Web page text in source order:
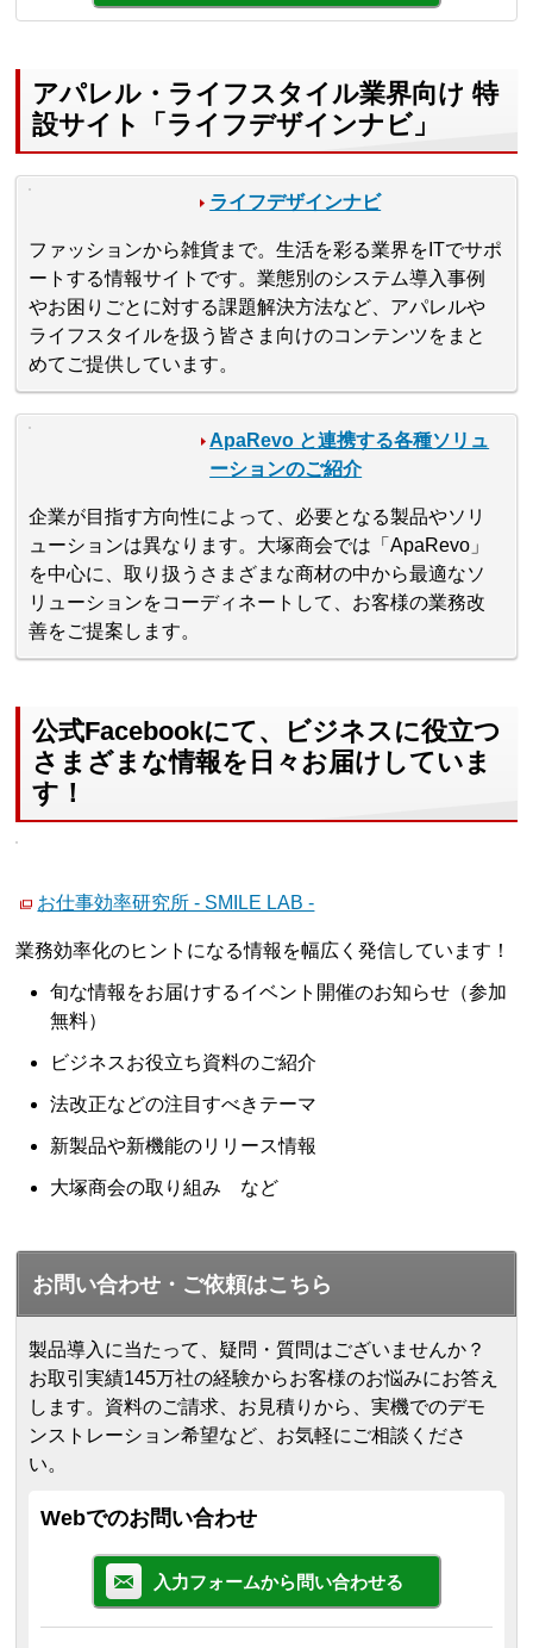
アパレル・ライフスタイル業界向け 特
設サイト「ライフデザインナビ」
ライフデザインナビ
ファッションから雑貨まで。生活を彩る業界をITでサポ
ートする情報サイトです。業態別のシステム導入事例
やお困りごとに対する課題解決方法など、アパレルや
ライフスタイルを扱う皆さま向けのコンテンツをまと
めてご提供しています。
ApaRevo と連携する各種ソリュ
ーションのご紹介
企業が目指す方向性によって、必要となる製品やソリ
ューションは異なります。大塚商会では「ApaRevo」
を中心に、取り扱うさまざまな商材の中から最適なソ
リューションをコーディネートして、お客様の業務改
善をご提案します。
公式Facebookにて、ビジネスに役立つ
さまざまな情報を日々お届けしていま
す！
お仕事効率研究所 - SMILE LAB -
業務効率化のヒントになる情報を幅広く発信しています！
旬な情報をお届けするイベント開催のお知らせ（参加
無料）
ビジネスお役立ち資料のご紹介
法改正などの注目すべきテーマ
新製品や新機能のリリース情報
大塚商会の取り組み など
お問い合わせ・ご依頼はこちら
製品導入に当たって、疑問・質問はございませんか？
お取引実績145万社の経験からお客様のお悩みにお答え
します。 資料のご請求、お見積りから、実機でのデモ
ンストレーション希望など、お気軽にご相談くださ
い。
Webでのお問い合わせ
入力フォームから問い合わせる